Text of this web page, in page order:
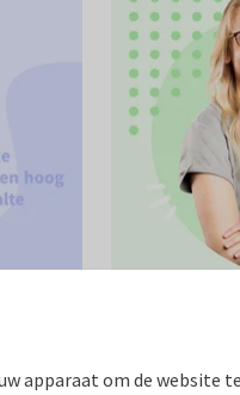
apparaat om de website te